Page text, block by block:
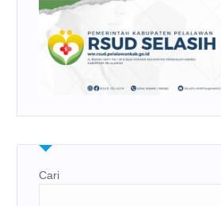
Cari